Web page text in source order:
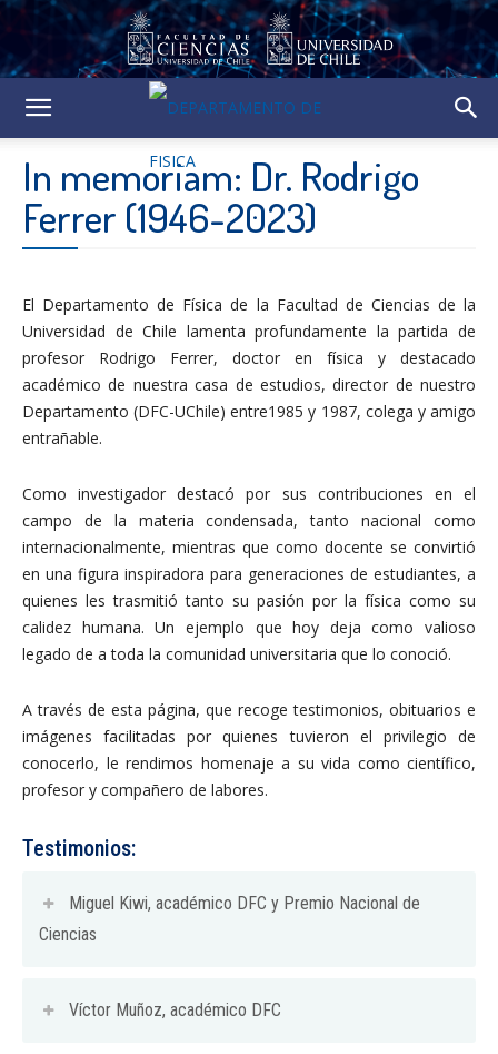
In memoriam: Dr. Rodrigo
Ferrer (1946-2023)
El Departamento de Física de la Facultad de Ciencias de la
Universidad de Chile lamenta profundamente la partida de
profesor Rodrigo Ferrer, doctor en física y destacado
académico de nuestra casa de estudios, director de nuestro
Departamento (DFC-UChile) entre1985 y 1987, colega y amigo
entrañable.
Como investigador destacó por sus contribuciones en el
campo de la materia condensada, tanto nacional como
internacionalmente, mientras que como docente se convirtió
en una figura inspiradora para generaciones de estudiantes, a
quienes les trasmitió tanto su pasión por la física como su
calidez humana. Un ejemplo que hoy deja como valioso
legado de a toda la comunidad universitaria que lo conoció.
A través de esta página, que recoge testimonios, obituarios e
imágenes facilitadas por quienes tuvieron el privilegio de
conocerlo, le rendimos homenaje a su vida como científico,
profesor y compañero de labores.
Testimonios:
Miguel Kiwi, académico DFC y Premio Nacional de
Ciencias
Víctor Muñoz, académico DFC